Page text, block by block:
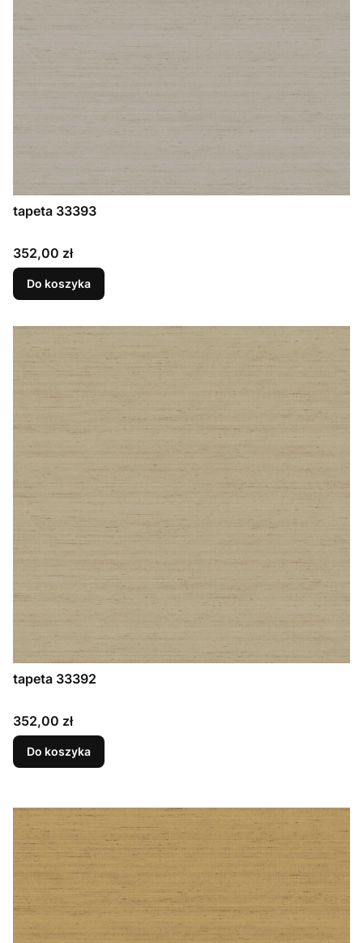
tapeta 33393
Cena
352,00 zł
Do koszyka
tapeta 33392
Cena
352,00 zł
Do koszyka